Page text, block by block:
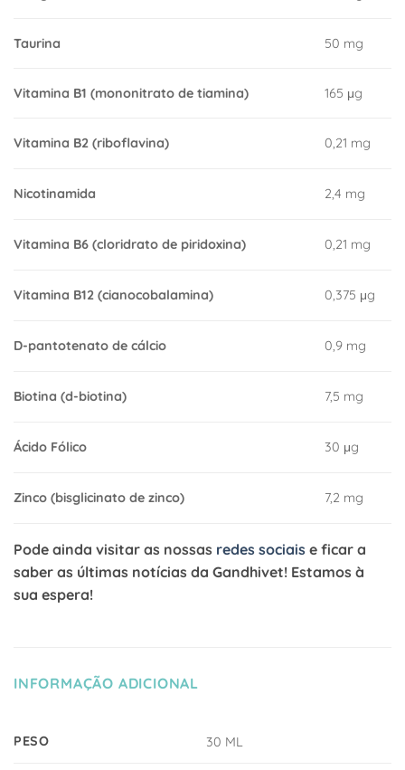
Taurina 50 mg
Vitamina B1 (mononitrato de tiamina) 165 μg
Vitamina B2 (riboflavina) 0,21 mg
Nicotinamida 2,4 mg
Vitamina B6 (cloridrato de piridoxina) 0,21 mg
Vitamina B12 (cianocobalamina) 0,375 μg
D-pantotenato de cálcio 0,9 mg
Biotina (d-biotina) 7,5 mg
Ácido Fólico 30 μg
Zinco (bisglicinato de zinco) 7,2 mg
Pode ainda visitar as nossas redes sociais e ficar a
saber as últimas notícias da Gandhivet! Estamos à
sua espera!
INFORMAÇÃO ADICIONAL
PESO 30 ML